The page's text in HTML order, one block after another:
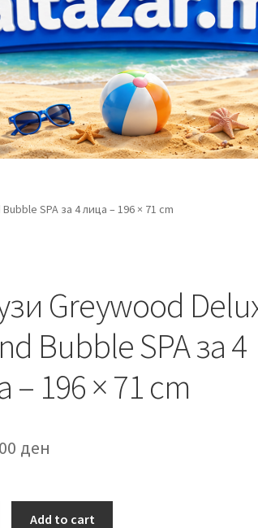
SPA за 4 лица – 196 × 71 cm
Greywood
Bubble SPA за 4
– 196 × 71 cm
ден
Add to cart